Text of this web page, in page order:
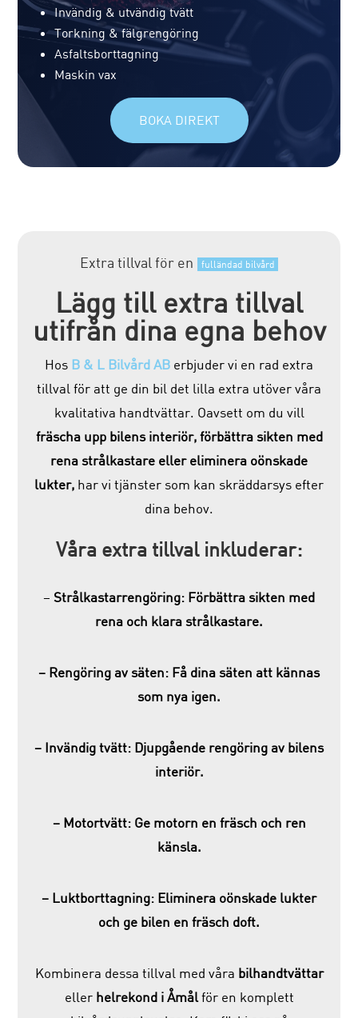
Invändig & utvändig tvätt
Torkning & fälgrengöring
Asfaltsborttagning
Maskin vax
BOKA DIREKT
Extra tillval för en fulländad bilvård
Lägg till extra tillval
utifrån dina egna behov
Hos B & L Bilvård AB erbjuder vi en rad extra
tillval för att ge din bil det lilla extra utöver våra
kvalitativa handtvättar. Oavsett om du vill
fräscha upp bilens interiör, förbättra sikten med
rena strålkastare eller eliminera oönskade
lukter, har vi tjänster som kan skräddarsys efter
dina behov.
Våra extra tillval inkluderar:
– Strålkastarrengöring: Förbättra sikten med
rena och klara strålkastare.
– Rengöring av säten: Få dina säten att kännas
som nya igen.
– Invändig tvätt: Djupgående rengöring av bilens
interiör.
– Motortvätt: Ge motorn en fräsch och ren
känsla.
– Luktborttagning: Eliminera oönskade lukter
och ge bilen en fräsch doft.
Kombinera dessa tillval med våra bilhandtvättar
eller helrekond i Åmålför en komplett